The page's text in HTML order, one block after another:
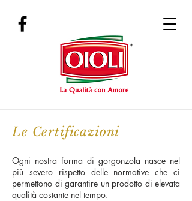
Le Certificazioni
Ogni nostra forma di gorgonzola nasce nel
più severo rispetto delle normative che ci
permettono di garantire un prodotto di elevata
qualità costante nel tempo.